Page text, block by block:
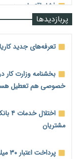
درصد رسید
رشد ۷۵ هزار
احتمال اختلال ۲۴ ساعته در سامانه‌های تأمین اجتماعی
آغاز اجرای پایلوت
محدودیت تازه
کنترل تورم
پربازدیدها
تعرفه‌های جدید کاریابی در
بخشنامه وزارت کار
خصوصی هم تعطیل
مشتریان